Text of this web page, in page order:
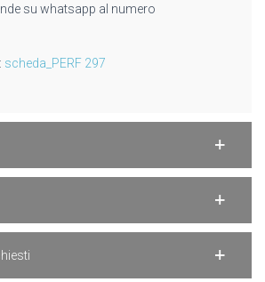
su whatsapp al numero
scheda_PERF 297